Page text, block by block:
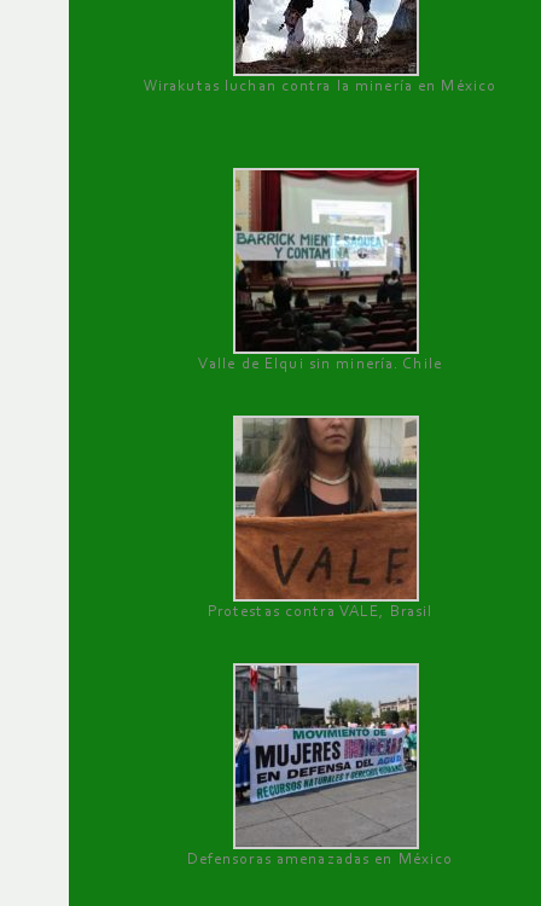
Wirakutas luchan contra la minería en México
Valle de Elqui sin minería. Chile
Protestas contra VALE, Brasil
Defensoras amenazadas en México